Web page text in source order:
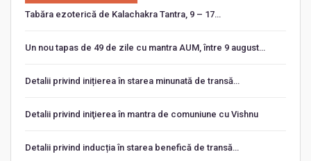
Tabăra ezoterică de Kalachakra Tantra, 9 – 17…
Un nou tapas de 49 de zile cu mantra AUM, între 9 august…
Detalii privind inițierea în starea minunată de transă…
Detalii privind iniţierea în mantra de comuniune cu Vishnu
Detalii privind inducția în starea benefică de transă…